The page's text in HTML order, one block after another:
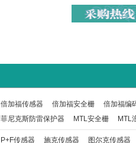
倍加福传感器 倍加福安全栅 倍加福编
菲尼克斯防雷保护器
MTL安全栅 MTL
P+F传感器 施克传感器 图尔克传感器